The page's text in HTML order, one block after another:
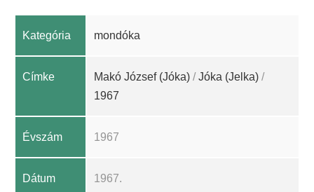
Kategória mondóka
Címke Makó József (Jóka) /Jóka (Jelka) /
1967
Évszám 1967
Dátum 1967.